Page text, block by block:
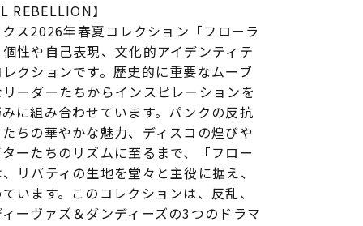
REBELLION】
ス2026年春夏コレクション「フローラ
性や自己表現、文化的アイデンティテ
クションです。歴史的に重要なムーブ
ーダーたちからインスピレーションを
に組み合わせています。パンクの反抗
ちの華やかな魅力、ディスコの煌びや
ーたちのリズムに至るまで、「フロー
リバティの生地を堂々と主役に据え、
います。このコレクションは、反乱、
ーヴァズ＆ダンディーズの3つのドラマ